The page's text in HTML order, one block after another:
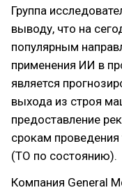
Группа
выводу, что на
популярным
применения ИИ в
является
выхода из строя
предоставление
срокам проведения
(ТО по состоянию).
Компания General